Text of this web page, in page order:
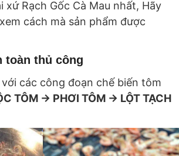
xứ Rạch Gốc Cà Mau nhất, Hãy
cách mà sản phẩm được
toàn thủ công
các công đoạn chế biến tôm
TÔM -> PHƠI TÔM -> LỘT TẠCH